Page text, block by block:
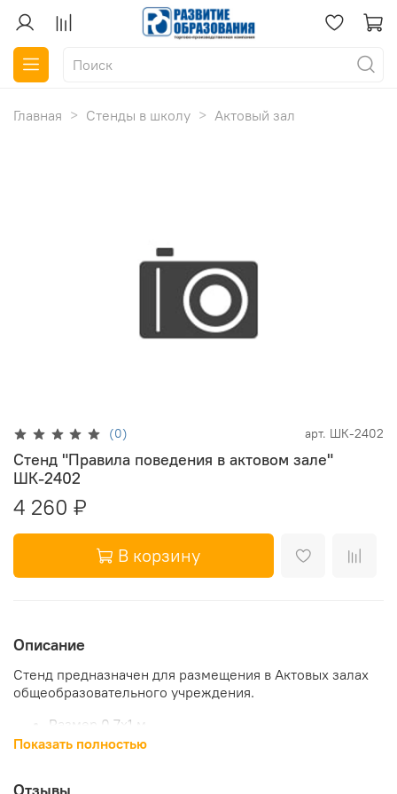
Главная Стенды в школу Актовый зал
(0) арт. ШК-2402
Стенд "Правила поведения в актовом зале"
ШК-2402
4 260 ₽
В корзину
Описание
Стенд предназначен для размещения в Актовых залах
общеобразовательного учреждения.
Размер 0,7х1 м.
2 кармана формата А4
Показать полностью
Отзывы